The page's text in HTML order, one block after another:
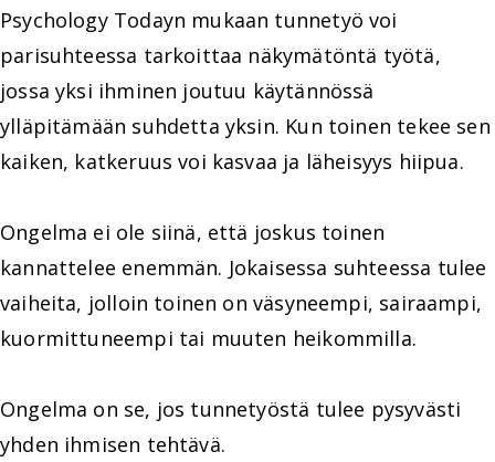
Psychology Todayn mukaan tunnetyö voi
parisuhteessa tarkoittaa näkymätöntä työtä,
jossa yksi ihminen joutuu käytännössä
ylläpitämään suhdetta yksin. Kun toinen tekee sen
kaiken, katkeruus voi kasvaa ja läheisyys hiipua.
Ongelma ei ole siinä, että joskus toinen
kannattelee enemmän. Jokaisessa suhteessa tulee
vaiheita, jolloin toinen on väsyneempi, sairaampi,
kuormittuneempi tai muuten heikommilla.
Ongelma on se, jos tunnetyöstä tulee pysyvästi
yhden ihmisen tehtävä.